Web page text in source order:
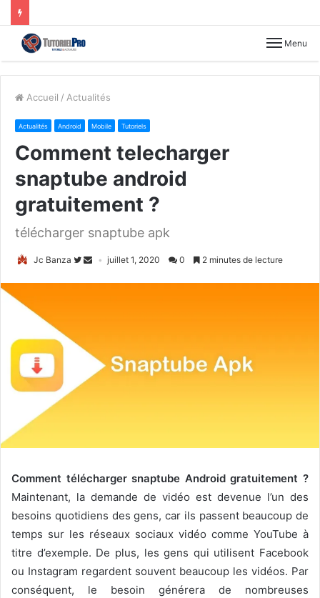
Menu
Accueil / Actualités
Actualités Android Mobile Tutoriels
Comment telecharger
snaptube android
gratuitement ?
télécharger snaptube apk
Jc Banza juillet 1, 2020 0 2 minutes de lecture
Comment télécharger snaptube Android gratuitement ?
Maintenant, la demande de vidéo est devenue l’un des
besoins quotidiens des gens, car ils passent beaucoup de
temps sur les réseaux sociaux vidéo comme YouTube à
titre d’exemple. De plus, les gens qui utilisent Facebook
ou Instagram regardent souvent beaucoup les vidéos. Par
conséquent, le besoin générera de nombreuses